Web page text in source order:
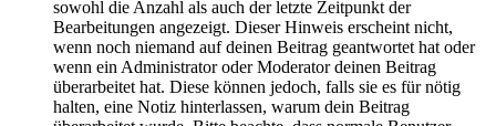
sowohl die Anzahl als auch der letzte Zeitpunkt der
Bearbeitungen angezeigt. Dieser Hinweis erscheint nicht,
wenn noch niemand auf deinen Beitrag geantwortet hat oder
wenn ein Administrator oder Moderator deinen Beitrag
überarbeitet hat. Diese können jedoch, falls sie es für nötig
halten, eine Notiz hinterlassen, warum dein Beitrag